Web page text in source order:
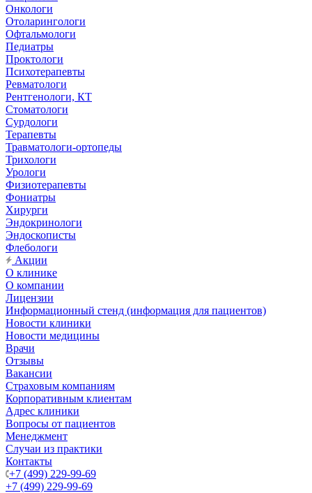
Онкологи
Отоларингологи
Офтальмологи
Педиатры
Проктологи
Психотерапевты
Ревматологи
Рентгенологи, КТ
Стоматологи
Сурдологи
Терапевты
Травматологи-ортопеды
Трихологи
Урологи
Физиотерапевты
Фониатры
Хирурги
Эндокринологи
Эндоскописты
Флебологи
Акции
О клинике
О компании
Лицензии
Информационный стенд (информация для пациентов)
Новости клиники
Новости медицины
Врачи
Отзывы
Вакансии
Страховым компаниям
Корпоративным клиентам
Адрес клиники
Вопросы от пациентов
Менеджмент
Случаи из практики
Контакты
+7 (499) 229-99-69
+7 (499) 229-99-69